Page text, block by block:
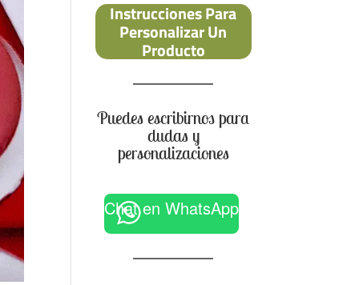
Instrucciones Para
Personalizar Un
Producto
Puedes escribirnos para
dudas y
personalizaciones
Chat en WhatsApp